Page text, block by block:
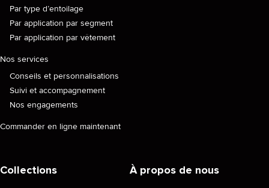
Par type d’entoilage
Par application par segment
Par application par vêtement
Nos services
Conseils et personnalisations
Suivi et accompagnement
Nos engagements
Commander en ligne maintenant
Collections À propos de nous